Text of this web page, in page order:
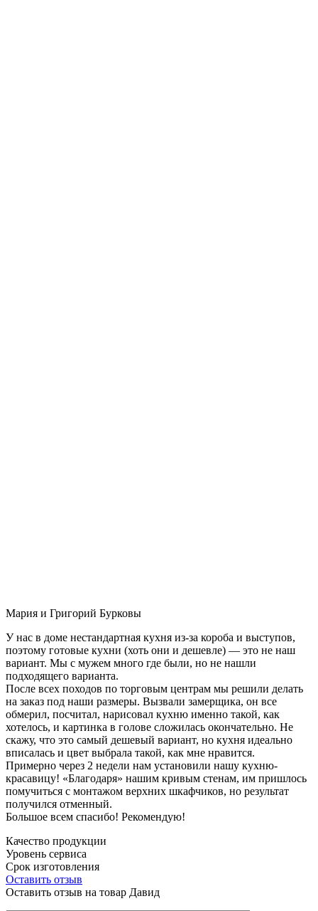
Мария и Григорий Бурковы
У нас в доме нестандартная кухня из-за короба и выступов,
поэтому готовые кухни (хоть они и дешевле) — это не наш
вариант. Мы с мужем много где были, но не нашли
подходящего варианта.
После всех походов по торговым центрам мы решили делать
на заказ под наши размеры. Вызвали замерщика, он все
обмерил, посчитал, нарисовал кухню именно такой, как
хотелось, и картинка в голове сложилась окончательно. Не
скажу, что это самый дешевый вариант, но кухня идеально
вписалась и цвет выбрала такой, как мне нравится.
Примерно через 2 недели нам установили нашу кухню-
красавицу! «Благодаря» нашим кривым стенам, им пришлось
помучиться с монтажом верхних шкафчиков, но результат
получился отменный.
Большое всем спасибо! Рекомендую!
Качество продукции
Уровень сервиса
Срок изготовления
Оставить отзыв
Оставить отзыв на товар Давид